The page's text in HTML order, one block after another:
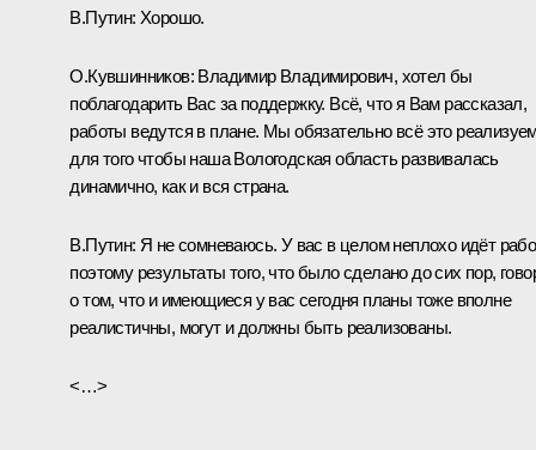
В.Путин: Хорошо.
О.Кувшинников: Владимир Владимирович, хотел бы
поблагодарить Вас за поддержку. Всё, что я Вам рассказал,
работы ведутся в плане. Мы обязательно всё это
для того чтобы наша Вологодская область развивалась
динамично, как и вся страна.
В.Путин: Я не сомневаюсь. У вас в целом неплохо идёт
поэтому результаты того, что было сделано до сих пор,
о том, что и имеющиеся у вас сегодня планы тоже вполне
реалистичны, могут и должны быть реализованы.
<…>